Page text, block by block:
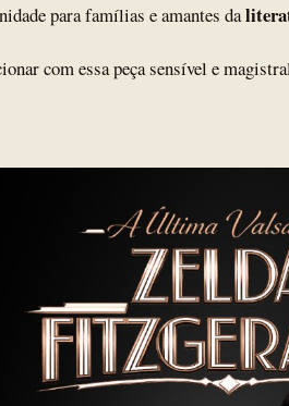
para famílias e amantes da
com essa peça sensível e